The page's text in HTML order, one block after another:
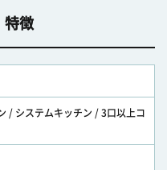
特徴
/ システムキッチン / 3口以上コ